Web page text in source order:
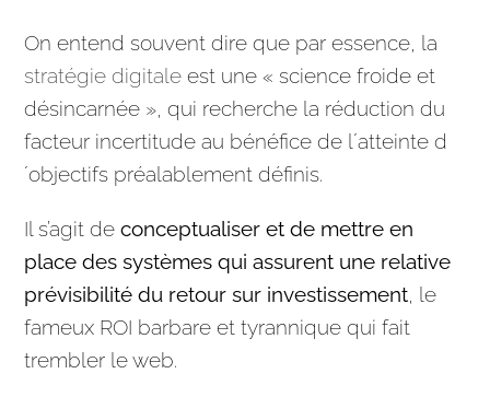
On entend souvent dire que par essence, la
stratégie digitale est une « science froide et
désincarnée », qui recherche la réduction du
facteur incertitude au bénéfice de l´atteinte d
´objectifs préalablement définis.
Il s’agit de conceptualiser et de mettre en
place des systèmes qui assurent une relative
prévisibilité du retour sur investissement , le
fameux ROI barbare et tyrannique qui fait
trembler le web.